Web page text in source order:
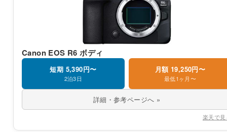
Canon EOS R6 ボディ
短期 5,390円〜
2泊3日
月額 19,250円〜
最低1ヶ月〜
詳細・参考ページへ »
楽天で